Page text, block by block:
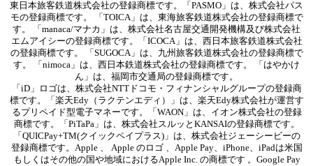
東日本旅客鉄道株式会社の登録商標です。「PASMO」は、株式会社パス
モの登録商標です。 「TOICA」は、東海旅客鉄道株式会社の登録商標で
す。 「manaca/マナカ」は、株式会社名古屋交通開発機構及び株式会社
エムアイシーの登録商標です。「ICOCA」は、西日本旅客鉄道株式会社
の登録商標です。 「SUGOCA」は、九州旅客鉄道株式会社の登録商標で
す。 「nimoca」は、西日本鉄道株式会社の登録商標です。 「はやかけ
ん」は、福岡市交通局の登録商標です。
「iD」ロゴは、株式会社NTTドコモ・フィナンシャルグループの登録商
標です。「楽天Edy（ラクテンエディ）」は、楽天Edy株式会社が運営す
るプリペイド型電子マネーです。「WAON」は、イオン株式会社の登録
商標です。「PiTaPa」は、株式会社スルッとKANSAIの登録商標です。
「QUICPay+TM(クイックペイプラス)」は、株式会社ジェーシービーの
登録商標です。Apple 、 Apple のロゴ 、Apple Pay、iPhone、iPadは米国
もしくはその他の国や地域におけるApple Inc. の商標です 。Google Pay